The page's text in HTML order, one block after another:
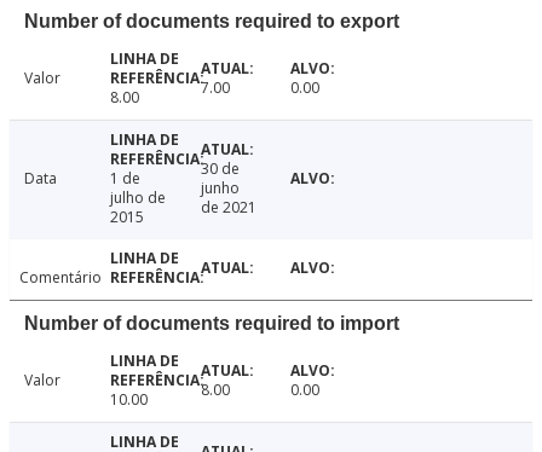
Number of documents required to export
Valor
8.00
7.00 0.00
Data
1 de
julho de
2015
30 de
junho
de 2021
Comentário
Number of documents required to import
Valor
10.00
8.00 0.00